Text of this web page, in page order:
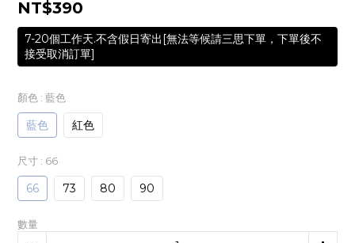
NT$390
7-20個工作天.不含假日寄出[無法等候請三思下單，下單後不
接受取消訂單]
顏色 : 藍色
藍色 紅色
尺寸 : 66
66 73 80 90
數量